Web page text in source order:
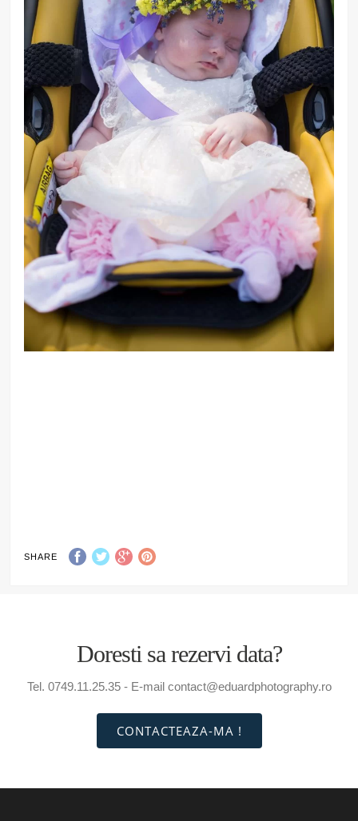
SHARE
Doresti sa rezervi data?
Tel. 0749.11.25.35 - E-mail contact@eduardphotography.ro
CONTACTEAZA-MA !